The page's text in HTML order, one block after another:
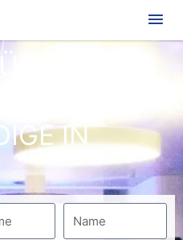
IN